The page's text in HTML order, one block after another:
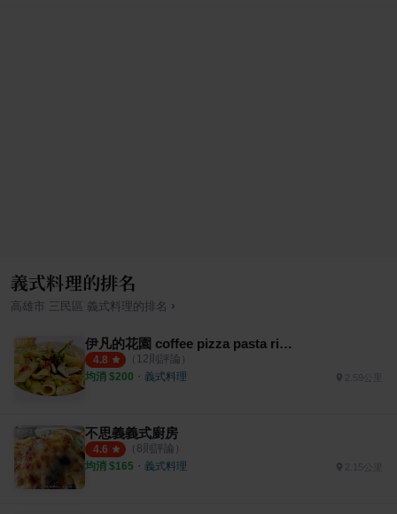
義式料理的排名
高雄市 三民區 義式料理的排名 ›
伊凡的花園 coffee pizza pasta risotto
4.8 （ 12則評論）
均消 $200 ・ 義式料理 2.59公里
不思義義式廚房
4.6 （ 8則評論）
均消 $165 ・ 義式料理 2.15公里